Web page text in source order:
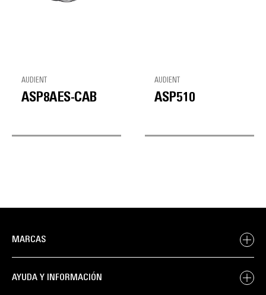
AUDIENT
ASP8AES-CAB
AUDIENT
ASP510
MARCAS
AYUDA Y INFORMACIÓN